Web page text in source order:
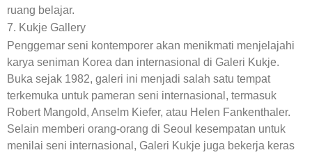
ruang belajar.
7. Kukje Gallery
Penggemar seni kontemporer akan menikmati menjelajahi
karya seniman Korea dan internasional di Galeri Kukje.
Buka sejak 1982, galeri ini menjadi salah satu tempat
terkemuka untuk pameran seni internasional, termasuk
Robert Mangold, Anselm Kiefer, atau Helen Fankenthaler.
Selain memberi orang-orang di Seoul kesempatan untuk
menilai seni internasional, Galeri Kukje juga bekerja keras